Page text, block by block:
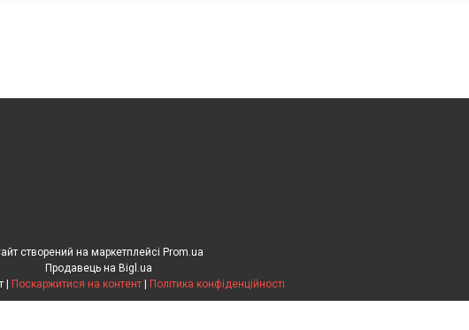
створений на маркетплейсі Prom.ua
Продавець на Bigl.ua
Поскаржитися на контент Політика конфіденційності